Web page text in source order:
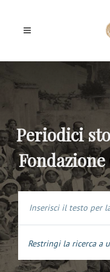
Periodici
Restringi la ricerca a